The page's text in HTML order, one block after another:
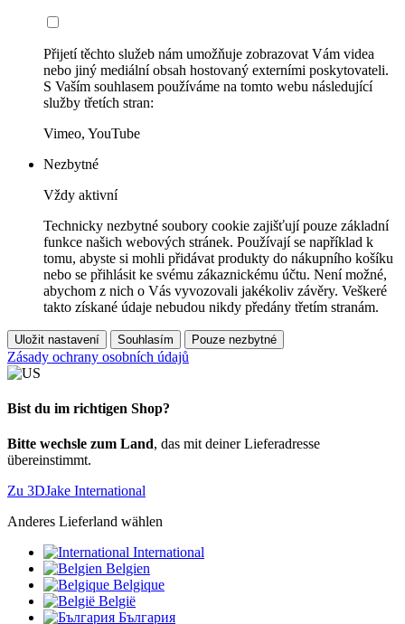
Přijetí těchto služeb nám umožňuje zobrazovat Vám videa
nebo jiný mediální obsah hostovaný externími poskytovateli.
S Vaším souhlasem používáme na tomto webu následující
služby třetích stran:
Vimeo, YouTube
Nezbytné
Vždy aktivní
Technicky nezbytné soubory cookie zajišťují pouze základní
funkce našich webových stránek. Používají se například k
tomu, abyste si mohli přidávat produkty do nákupního košíku
nebo se přihlásit ke svému zákaznickému účtu. Není možné,
abychom z nich o Vás vyvozovali jakékoliv závěry. Veškeré
takto získané údaje nebudou nikdy předány třetím stranám.
Uložit nastavení Souhlasím Pouze nezbytné
Zásady ochrany osobních údajů
Bist du im richtigen Shop?
Bitte wechsle zum Land, das mit deiner Lieferadresse
übereinstimmt.
Zu 3DJake International
Anderes Lieferland wählen
International
Belgien
Belgique
België
България